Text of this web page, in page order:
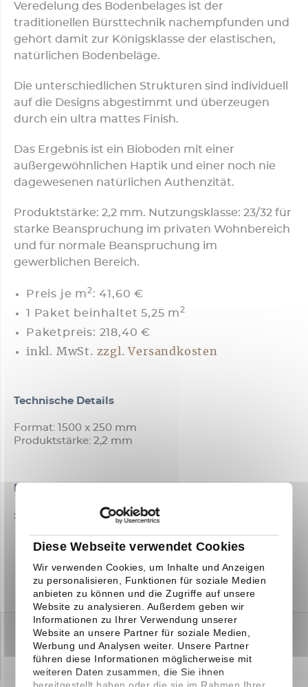
Diese Webseite verwendet Cookies
Wir verwenden Cookies, um Inhalte und Anzeigen
zu personalisieren, Funktionen für soziale Medien
anbieten zu können und die Zugriffe auf unsere
Website zu analysieren. Außerdem geben wir
Informationen zu Ihrer Verwendung unserer
Website an unsere Partner für soziale Medien,
Werbung und Analysen weiter. Unsere Partner
führen diese Informationen möglicherweise mit
weiteren Daten zusammen, die Sie ihnen
bereitgestellt haben oder die sie im Rahmen Ihrer
Veredelung des Bodenbelages ist der
traditionellen Bürsttechnik nachempfunden und
gehört damit zur Königsklasse der elastischen,
natürlichen Bodenbeläge.
Die unterschiedlichen Strukturen sind individuell
auf die Designs abgestimmt und überzeugen
durch ein ultra mattes Finish.
Das Ergebnis ist ein Bioboden mit einer
außergewöhnlichen Haptik und einer noch nie
dagewesenen natürlichen Authenzität.
Produktstärke: 2,2 mm. Nutzungsklasse: 23/32 für
starke Beanspruchung im privaten Wohnbereich
und für normale Beanspruchung im
gewerblichen Bereich.
Preis je m2 :41,60 €
1 Paket beinhaltet 5,25 m2
Paketpreis: 218,40 €
inkl. MwSt. zzgl. Versandkosten
Technische Details
Format: 1500 x 250 mm
Produktstärke: 2,2 mm
Downloads
TECHNISCHES DATENBLATT